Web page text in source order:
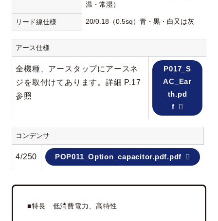
温・常湿）
リード線仕様 20/0.18（0.5sq）青・黒・白又は灰
アース仕様
全機種、アースタップにアースネ
ジを取付けてあります。詳細 P.17
参照
P017_S
AC_Ear
th.pd
f
コンデンサ
4/250 POP011_Option_capacitor.pdf.pdf
■特長 低消費電力、高特性